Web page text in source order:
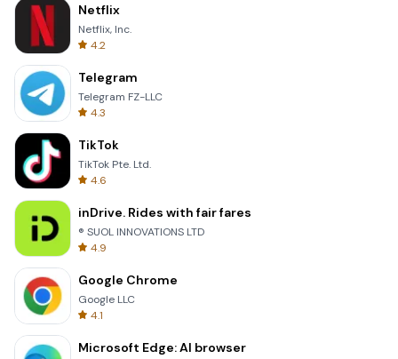
Netflix
Netflix, Inc.
4.2
Telegram
Telegram FZ-LLC
4.3
TikTok
TikTok Pte. Ltd.
4.6
inDrive. Rides with fair fares
® SUOL INNOVATIONS LTD
4.9
Google Chrome
Google LLC
4.1
Microsoft Edge: AI browser